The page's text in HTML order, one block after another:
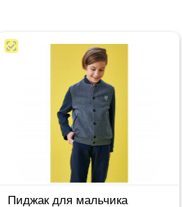
Пиджак для мальчика